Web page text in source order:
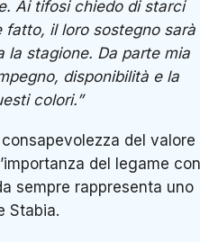
Ai tifosi chiedo di starci
fatto, il loro sostegno sarà
la stagione. Da parte mia
disponibilità e la
colori.”
del valore
del legame con
sempre rappresenta uno
Stabia.